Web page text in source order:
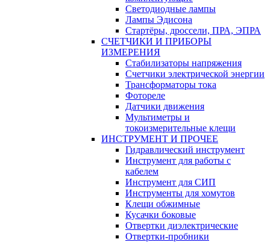
Светодиодные лампы
Лампы Эдисона
Стартёры, дроссели, ПРА, ЭПРА
СЧЕТЧИКИ И ПРИБОРЫ
ИЗМЕРЕНИЯ
Стабилизаторы напряжения
Счетчики электрической энергии
Трансформаторы тока
Фотореле
Датчики движения
Мультиметры и
токоизмерительные клещи
ИНСТРУМЕНТ И ПРОЧЕЕ
Гидравлический инструмент
Инструмент для работы с
кабелем
Инструмент для СИП
Инструменты для хомутов
Клещи обжимные
Кусачки боковые
Отвертки диэлектрические
Отвертки-пробники